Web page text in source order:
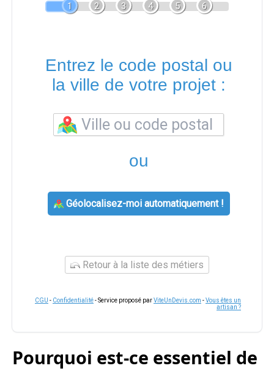
1 2 3 4 5 6
Entrez le code postal ou
la ville de votre projet :
ou
Géolocalisez-moi automatiquement !
Retour à la liste des métiers
CGU - Confidentialité- Service proposé parViteUnDevis.com -Vous êtes un
artisan ?
Pourquoi est-ce essentiel de